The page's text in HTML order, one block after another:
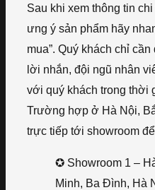
Sau khi xem thông tin
ưng ý sản phẩm hãy
mua”. Quý khách chỉ
lời nhắn, đội ngũ nhân
với quý khách trong thời
Trường hợp ở Hà Nội,
trực tiếp tới showroom
✪ Showroom 1 –
Minh, Ba Đình, Hà